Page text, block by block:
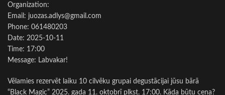
Organization:
Email: juozas.adlys@gmail.com
Phone: 061480203
Date: 2025-10-11
Time: 17:00
Message: Labvakar!
Vēlamies rezervēt laiku 10 cilvēku grupai degustācijai jūsu bārā
“Black Magic” 2025. gada 11. oktobrī plkst. 17:00. Kāda būtu cena?